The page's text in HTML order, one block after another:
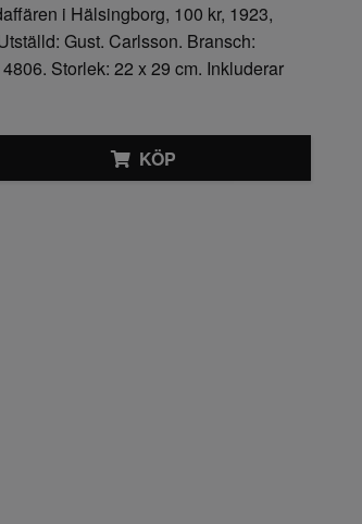
i Hälsingborg, 100 kr, 1923,
Gust. Carlsson. Bransch:
Storlek: 22 x 29 cm. Inkluderar
KÖP